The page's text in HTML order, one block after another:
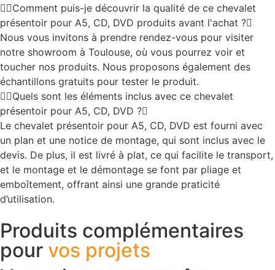
Comment puis-je découvrir la qualité de ce chevalet
présentoir pour A5, CD, DVD produits avant l'achat ?
Nous vous invitons à prendre rendez-vous pour visiter
notre showroom à Toulouse, où vous pourrez voir et
toucher nos produits. Nous proposons également des
échantillons gratuits pour tester le produit.
Quels sont les éléments inclus avec ce chevalet
présentoir pour A5, CD, DVD ?
Le chevalet présentoir pour A5, CD, DVD est fourni avec
un plan et une notice de montage, qui sont inclus avec le
devis. De plus, il est livré à plat, ce qui facilite le transport,
et le montage et le démontage se font par pliage et
emboîtement, offrant ainsi une grande praticité
d’utilisation.
Produits complémentaires
pour vos projets